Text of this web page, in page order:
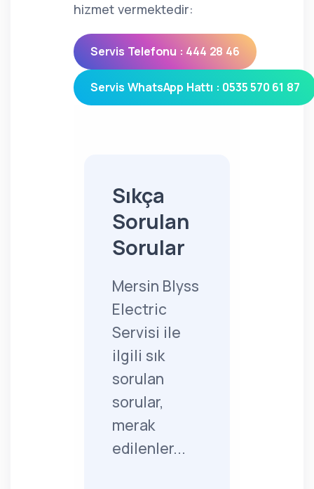
hizmet vermektedir:
Servis Telefonu : 444 28 46
Servis WhatsApp Hattı : 0535 570 61 87
Sıkça
Sorulan
Sorular
Mersin Blyss
Electric
Servisi ile
ilgili sık
sorulan
sorular,
merak
edilenler...